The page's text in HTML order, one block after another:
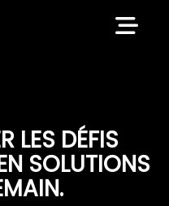
LES DÉFIS
SOLUTIONS